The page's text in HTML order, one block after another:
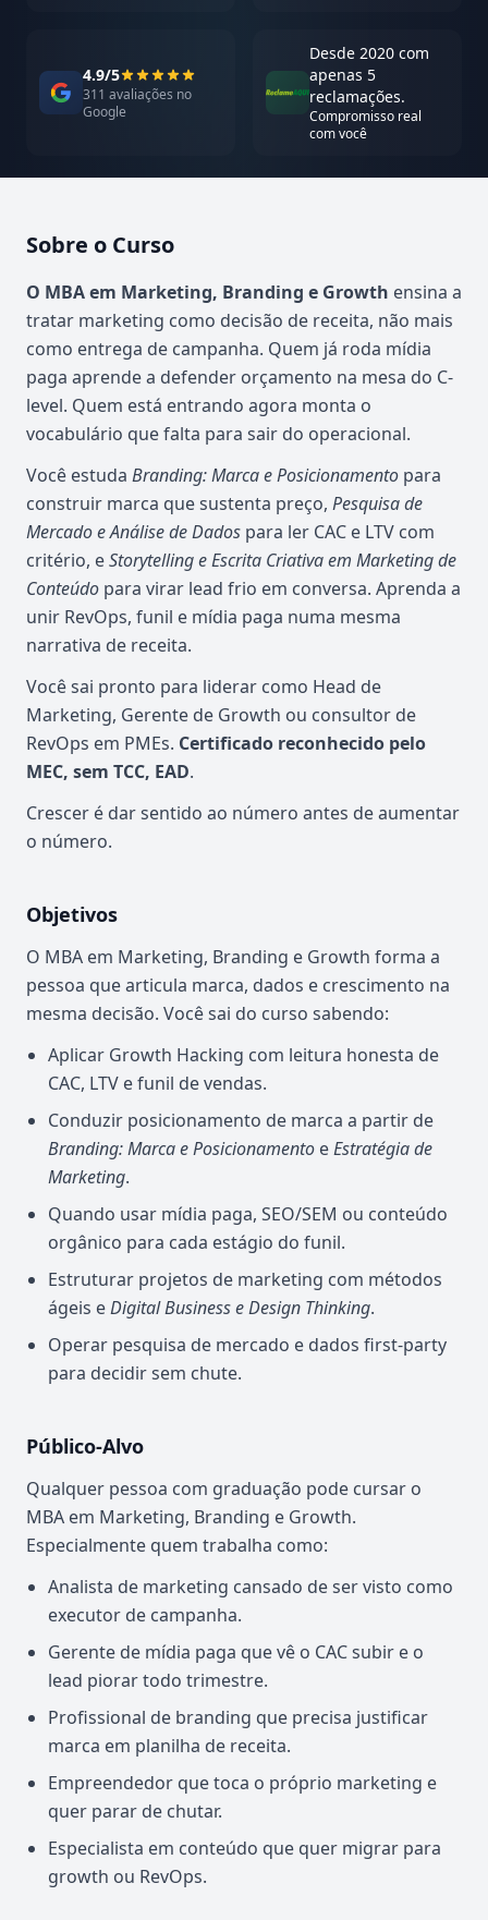
4.9/5
311 avaliações no
Google
Desde 2020 com
apenas 5
reclamações.
Compromisso real
com você
Sobre o Curso
Atualizado em abril de 2026
O MBA em Marketing, Branding e Growth ensina a
tratar marketing como decisão de receita, não mais
como entrega de campanha. Quem já roda mídia
paga aprende a defender orçamento na mesa do C-
level. Quem está entrando agora monta o
vocabulário que falta para sair do operacional.
Você estuda Branding: Marca e Posicionamento para
construir marca que sustenta preço, Pesquisa de
Mercado e Análise de Dados para ler CAC e LTV com
critério, eStorytelling e Escrita Criativa em Marketing de
Conteúdo para virar lead frio em conversa. Aprenda a
unir RevOps, funil e mídia paga numa mesma
narrativa de receita.
Você sai pronto para liderar como Head de
Marketing, Gerente de Growth ou consultor de
RevOps em PMEs. Certificado reconhecido pelo
MEC, sem TCC, EAD.
Crescer é dar sentido ao número antes de aumentar
o número.
Objetivos
O MBA em Marketing, Branding e Growth forma a
pessoa que articula marca, dados e crescimento na
mesma decisão. Você sai do curso sabendo:
Aplicar Growth Hacking com leitura honesta de
CAC, LTV e funil de vendas.
Conduzir posicionamento de marca a partir de
Branding: Marca e Posicionamento eEstratégia de
Marketing.
Quando usar mídia paga, SEO/SEM ou conteúdo
orgânico para cada estágio do funil.
Estruturar projetos de marketing com métodos
ágeis eDigital Business e Design Thinking.
Operar pesquisa de mercado e dados first-party
para decidir sem chute.
Público-Alvo
Qualquer pessoa com graduação pode cursar o
MBA em Marketing, Branding e Growth.
Especialmente quem trabalha como:
Analista de marketing cansado de ser visto como
executor de campanha.
Gerente de mídia paga que vê o CAC subir e o
lead piorar todo trimestre.
Profissional de branding que precisa justificar
marca em planilha de receita.
Empreendedor que toca o próprio marketing e
quer parar de chutar.
Especialista em conteúdo que quer migrar para
growth ou RevOps.